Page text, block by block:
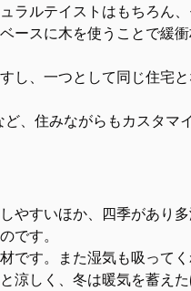
ラルテイストはもちろん
ースに木を使うことで緩衝
し、一つとして同じ住宅と
、住みながらもカスタマ
やすいほか、四季があり
です。
です。また湿気も吸って
涼しく、冬は暖気を蓄え